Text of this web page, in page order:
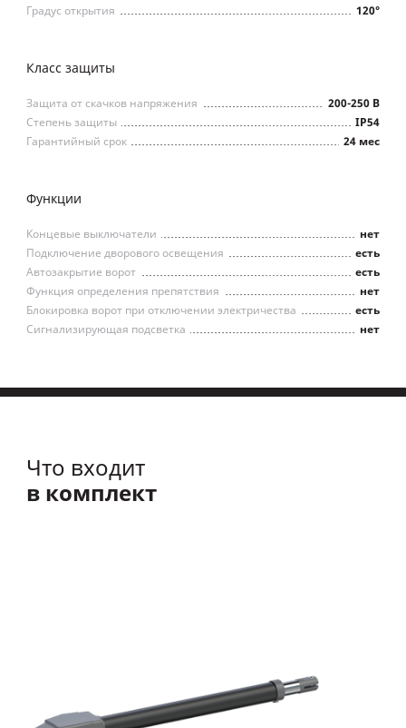
120°
Градус открытия
Класс защиты
200-250 В
Защита от скачков напряжения
IP54
Степень защиты
24 мес
Гарантийный срок
Функции
нет
Концевые выключатели
есть
Подключение дворового освещения
есть
Автозакрытие ворот
нет
Функция определения препятствия
есть
Блокировка ворот при отключении электричества
нет
Сигнализирующая подсветка
Что входит
в комплект